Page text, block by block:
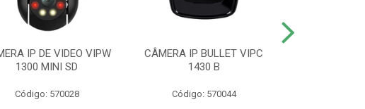
IP DE VIDEO VIPW
1300 MINI SD
Código: 570028
CÂMERA IP BULLET VIPC
1430 B
Código: 570044